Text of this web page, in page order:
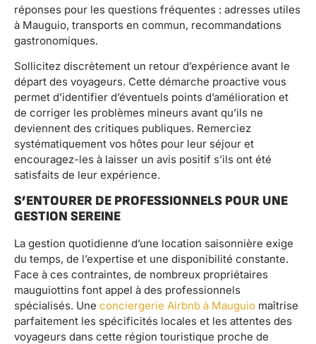
réponses pour les questions fréquentes : adresses utiles
à Mauguio, transports en commun, recommandations
gastronomiques.
Sollicitez discrètement un retour d’expérience avant le
départ des voyageurs. Cette démarche proactive vous
permet d’identifier d’éventuels points d’amélioration et
de corriger les problèmes mineurs avant qu’ils ne
deviennent des critiques publiques. Remerciez
systématiquement vos hôtes pour leur séjour et
encouragez-les à laisser un avis positif s’ils ont été
satisfaits de leur expérience.
S’ENTOURER DE PROFESSIONNELS POUR UNE
GESTION SEREINE
La gestion quotidienne d’une location saisonnière exige
du temps, de l’expertise et une disponibilité constante.
Face à ces contraintes, de nombreux propriétaires
mauguiottins font appel à des professionnels
spécialisés. Une conciergerie Airbnb à Mauguio maîtrise
parfaitement les spécificités locales et les attentes des
voyageurs dans cette région touristique proche de